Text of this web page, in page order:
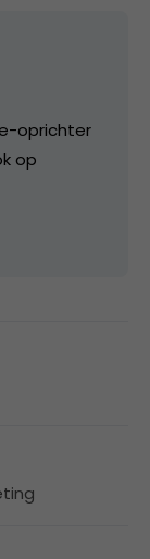
oprichter
op